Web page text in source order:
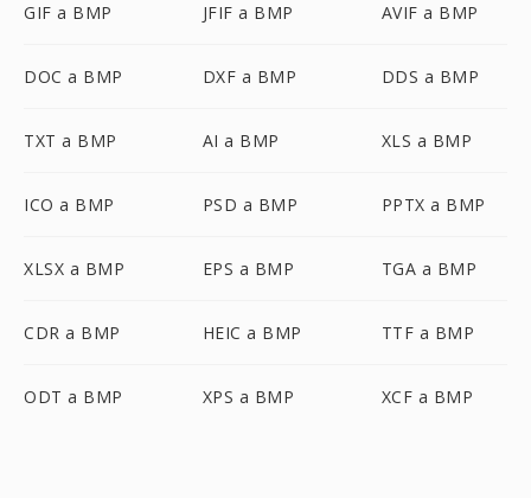
GIF a BMP JFIF a BMP AVIF a BMP
DOC a BMP DXF a BMP DDS a BMP
TXT a BMP AI a BMP XLS a BMP
ICO a BMP PSD a BMP PPTX a BMP
XLSX a BMP EPS a BMP TGA a BMP
CDR a BMP HEIC a BMP TTF a BMP
ODT a BMP XPS a BMP XCF a BMP